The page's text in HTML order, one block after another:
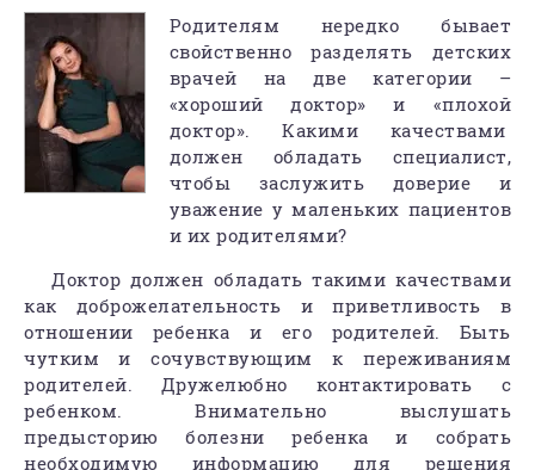
Родителям нередко бывает
свойственно разделять детских
врачей на две категории –
«хороший доктор» и «плохой
доктор». Какими качествами
должен обладать специалист,
чтобы заслужить доверие и
уважение у маленьких пациентов
и их родителями?
Доктор должен обладать такими качествами
как доброжелательность и приветливость в
отношении ребенка и его родителей. Быть
чутким и сочувствующим к переживаниям
родителей. Дружелюбно контактировать с
ребенком. Внимательно выслушать
предысторию болезни ребенка и собрать
необходимую информацию для решения